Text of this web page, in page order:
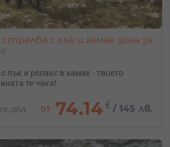
с лък и хамак зона за
лък и релакс в хамак - твоето
те чака!
обл.
от 74.14€ /145 лв.